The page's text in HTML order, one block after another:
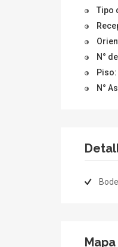
Tipo
N°
Piso:
N°